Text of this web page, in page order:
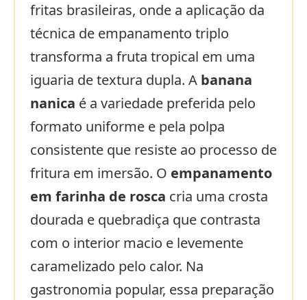
fritas brasileiras, onde a aplicação da
técnica de empanamento triplo
transforma a fruta tropical em uma
iguaria de textura dupla. A banana
nanica é a variedade preferida pelo
formato uniforme e pela polpa
consistente que resiste ao processo de
fritura em imersão. O empanamento
em farinha de rosca cria uma crosta
dourada e quebradiça que contrasta
com o interior macio e levemente
caramelizado pelo calor. Na
gastronomia popular, essa preparação